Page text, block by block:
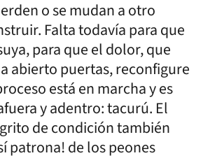
o se mudan a otro
Falta todavía para que
para que el dolor, que
abierto puertas, reconfigure
está en marcha y es
y adentro: tacurú. El
de condición también
patrona! de los peones